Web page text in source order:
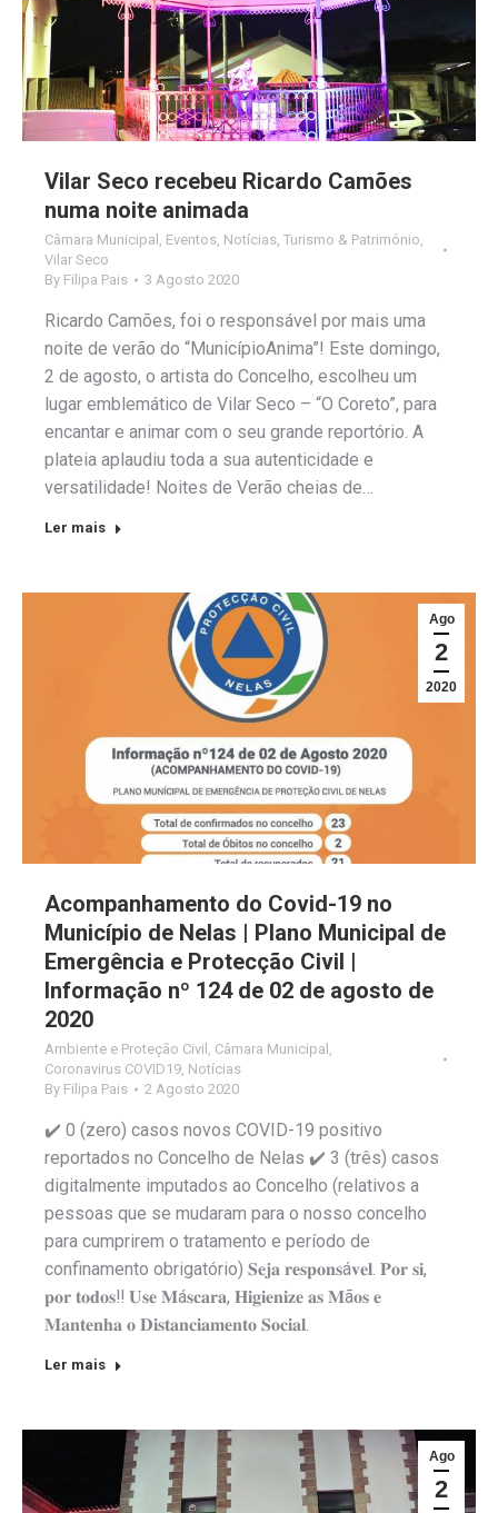
Vilar Seco recebeu Ricardo Camões
numa noite animada
Câmara Municipal Eventos Notícias Turismo & Património
Vilar Seco
By Filipa Pais 3 Agosto 2020
Ricardo Camões, foi o responsável por mais uma
noite de verão do “MunicípioAnima”! Este domingo,
2 de agosto, o artista do Concelho, escolheu um
lugar emblemático de Vilar Seco – “O Coreto”, para
encantar e animar com o seu grande reportório. A
plateia aplaudiu toda a sua autenticidade e
versatilidade! Noites de Verão cheias de…
Ler mais
Ago
2
2020
Acompanhamento do Covid-19 no
Município de Nelas | Plano Municipal de
Emergência e Protecção Civil |
Informação nº 124 de 02 de agosto de
2020
Ambiente e Proteção Civil Câmara Municipal
Coronavirus COVID19 Notícias
By Filipa Pais 2 Agosto 2020
✔️ 0 (zero) casos novos COVID-19 positivo
reportados no Concelho de Nelas ✔️ 3 (três) casos
digitalmente imputados ao Concelho (relativos a
pessoas que se mudaram para o nosso concelho
para cumprirem o tratamento e período de
confinamento obrigatório) 𝐒𝐞𝐣𝐚 𝐫𝐞𝐬𝐩𝐨𝐧𝐬á𝐯𝐞𝐥. 𝐏𝐨𝐫 𝐬𝐢,
𝐩𝐨𝐫 𝐭𝐨𝐝𝐨𝐬‼️ 𝐔𝐬𝐞 𝐌á𝐬𝐜𝐚𝐫𝐚, 𝐇𝐢𝐠𝐢𝐞𝐧𝐢𝐳𝐞 𝐚𝐬 𝐌ã𝐨𝐬 𝐞
𝐌𝐚𝐧𝐭𝐞𝐧𝐡𝐚 𝐨 𝐃𝐢𝐬𝐭𝐚𝐧𝐜𝐢𝐚𝐦𝐞𝐧𝐭𝐨 𝐒𝐨𝐜𝐢𝐚𝐥.
Ler mais
Ago
2